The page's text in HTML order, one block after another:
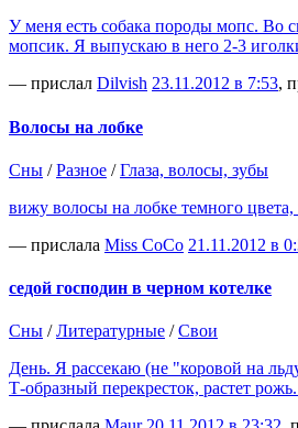
У меня есть собака породы мопс. Во
мопсик. Я выпускаю в него 2-3
— прислал Dilvish 23.11.2012 в 7:53,
Волосы на лобке
Сны /Разное /Глаза, волосы, зубы
вижу волосы на лобке темного
— прислала Miss CoCo 21.11.2012 в
седой господин в черном котелке
Сны /Литературные /Свои
День. Я рассекаю (не "коровой на
Т-образный перекресток, растет